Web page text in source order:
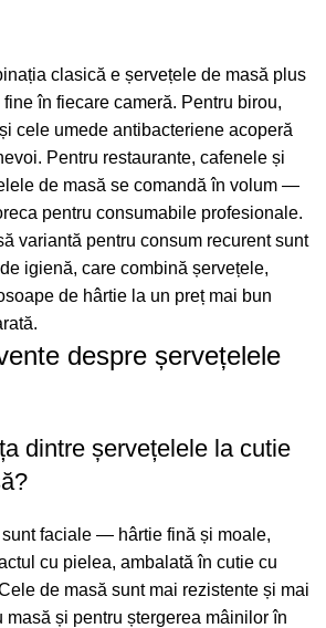
clasică e șervețele de masă plus
în fiecare cameră. Pentru birou,
cele umede antibacteriene acoperă
Pentru restaurante, cafenele și
de masă se comandă în volum —
pentru consumabile profesionale.
variantă pentru consum recurent sunt
igienă, care combină șervețele,
de hârtie la un preț mai bun
despre șervețelele
dintre șervețelele la cutie
faciale — hârtie fină și moale,
cu pielea, ambalată în cutie cu
de masă sunt mai rezistente și mai
masă și pentru ștergerea mâinilor în